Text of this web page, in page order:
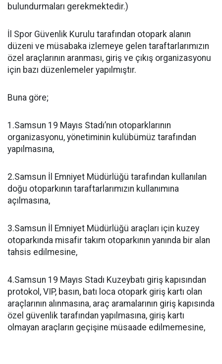
bulundurmaları gerekmektedir.)
İl Spor Güvenlik Kurulu tarafından otopark alanın
düzeni ve müsabaka izlemeye gelen taraftarlarımızın
özel araçlarının aranması, giriş ve çıkış organizasyonu
için bazı düzenlemeler yapılmıştır.
Buna göre;
1.Samsun 19 Mayıs Stadı’nın otoparklarının
organizasyonu, yönetiminin kulübümüz tarafından
yapılmasına,
2.Samsun İl Emniyet Müdürlüğü tarafından kullanılan
doğu otoparkının taraftarlarımızın kullanımına
açılmasına,
3.Samsun İl Emniyet Müdürlüğü araçları için kuzey
otoparkında misafir takım otoparkının yanında bir alan
tahsis edilmesine,
4.Samsun 19 Mayıs Stadı Kuzeybatı giriş kapısından
protokol, VIP, basın, batı loca otopark giriş kartı olan
araçlarının alınmasına, araç aramalarının giriş kapısında
özel güvenlik tarafından yapılmasına, giriş kartı
olmayan araçların geçişine müsaade edilmemesine,